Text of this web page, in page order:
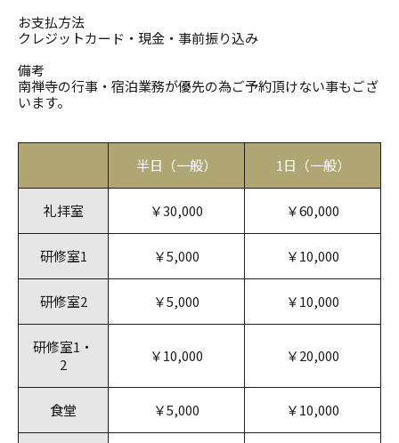
お支払方法
クレジットカード・現金・事前振り込み
備考
南禅寺の行事・宿泊業務が優先の為ご予約頂けない事もござ
います。
半日（一般） 1日（一般）
礼拝室 ￥30,000 ￥60,000
研修室1 ￥5,000 ￥10,000
研修室2 ￥5,000 ￥10,000
研修室1・
2
￥10,000 ￥20,000
食堂 ￥5,000 ￥10,000